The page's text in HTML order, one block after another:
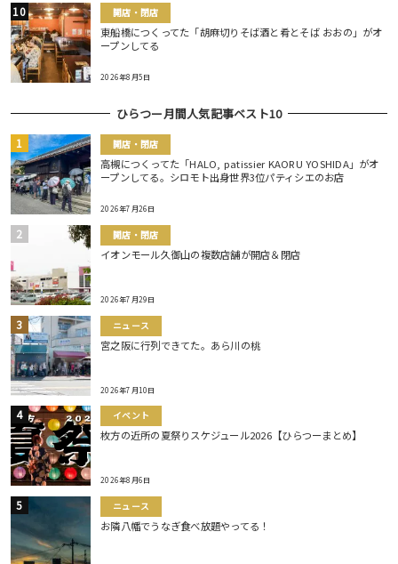
開店・閉店
東船橋につくってた「胡麻切りそば酒と肴とそば おおの」がオ
ープンしてる
2026年8月5日
ひらつー月間人気記事ベスト10
開店・閉店
高槻につくってた「HALO, patissier KAORU YOSHIDA」がオ
ープンしてる。シロモト出身世界3位パティシエのお店
2026年7月26日
開店・閉店
イオンモール久御山の複数店舗が開店＆閉店
2026年7月29日
ニュース
宮之阪に行列できてた。あら川の桃
2026年7月10日
イベント
枚方の近所の夏祭りスケジュール2026【ひらつーまとめ】
2026年8月6日
ニュース
お隣八幡でうなぎ食べ放題やってる！